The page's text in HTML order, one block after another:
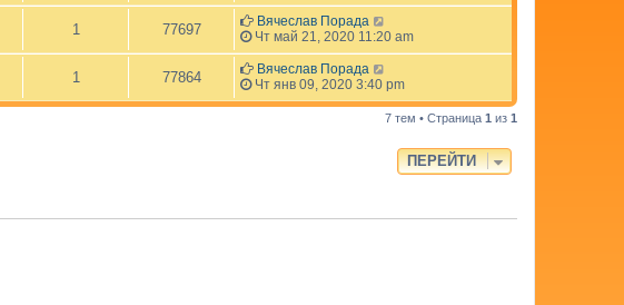
1 77697
Вячеслав Порада
Чт май 21, 2020 11:20 am
1 77864
Вячеслав Порада
Чт янв 09, 2020 3:40 pm
7 тем • Страница 1 из 1
ПЕРЕЙТИ